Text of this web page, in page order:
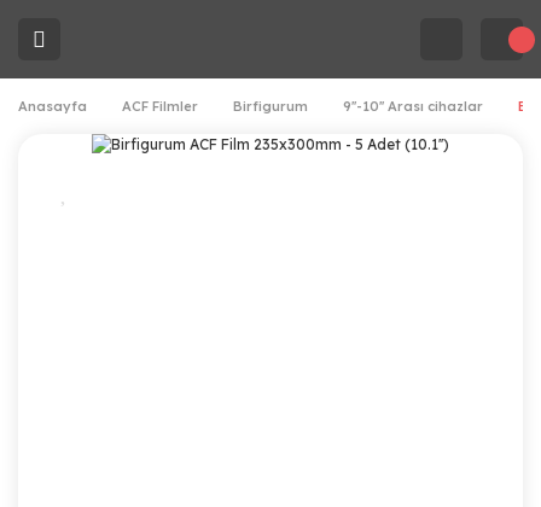
Anasayfa ACF Filmler Birfigurum 9''-10'' Arası cihazlar